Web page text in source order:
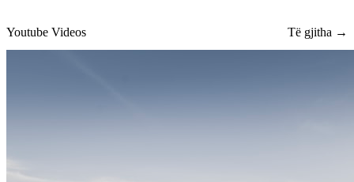
Youtube Videos Të gjitha →